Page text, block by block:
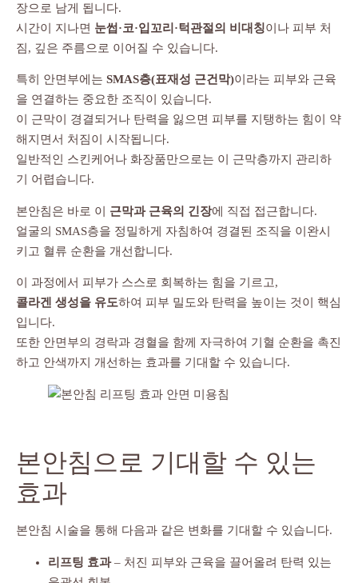
장으로 남게 됩니다.
시간이 지나면 눈썹·코·입꼬리·턱관절의 비대칭이나 피부 처
짐, 깊은 주름으로 이어질 수 있습니다.
특히 안면부에는 SMAS층(표재성 근건막)이라는 피부와 근육
을 연결하는 중요한 조직이 있습니다.
이 근막이 경결되거나 탄력을 잃으면 피부를 지탱하는 힘이 약
해지면서 처짐이 시작됩니다.
일반적인 스킨케어나 화장품만으로는 이 근막층까지 관리하
기 어렵습니다.
본안침은 바로 이 근막과 근육의 긴장에 직접 접근합니다.
얼굴의 SMAS층을 정밀하게 자침하여 경결된 조직을 이완시
키고 혈류 순환을 개선합니다.
이 과정에서 피부가 스스로 회복하는 힘을 기르고,
콜라겐 생성을 유도하여 피부 밀도와 탄력을 높이는 것이 핵심
입니다.
또한 안면부의 경락과 경혈을 함께 자극하여 기혈 순환을 촉진
하고 안색까지 개선하는 효과를 기대할 수 있습니다.
본안침으로 기대할 수 있는
효과
본안침 시술을 통해 다음과 같은 변화를 기대할 수 있습니다.
리프팅 효과– 처진 피부와 근육을 끌어올려 탄력 있는